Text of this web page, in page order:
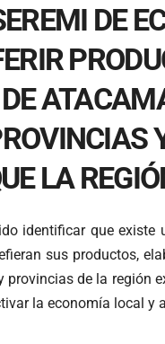
DE
LA
identificar que
sus productos,
de la región
la economía local y